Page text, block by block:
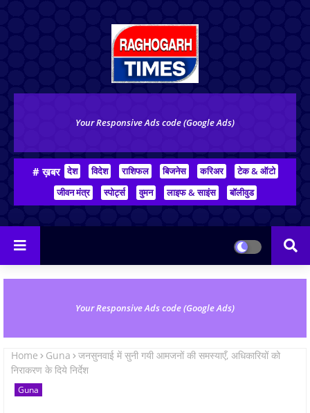
Your Responsive Ads code (Google Ads)
# ख़बर देश विदेश राशिफल बिजनेस करिअर
टेक & ऑटो
जीवन मंत्र
स्पोर्ट्स वुमन लाइफ & साइंस बॉलीवुड
Your Responsive Ads code (Google Ads)
Home Guna
जनसुनवाई में सुनी गयी आमजनों की समस्याएँ, अधिकारियों को
निराकरण के दिये निर्देश
Guna